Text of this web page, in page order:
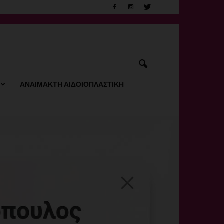
ΑΝΑΙΜΑΚΤΗ ΑΙΔΟΙΟΠΛΑΣΤΙΚΗ